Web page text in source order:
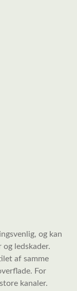
og kan
ledskader.
af samme
For
kanaler.